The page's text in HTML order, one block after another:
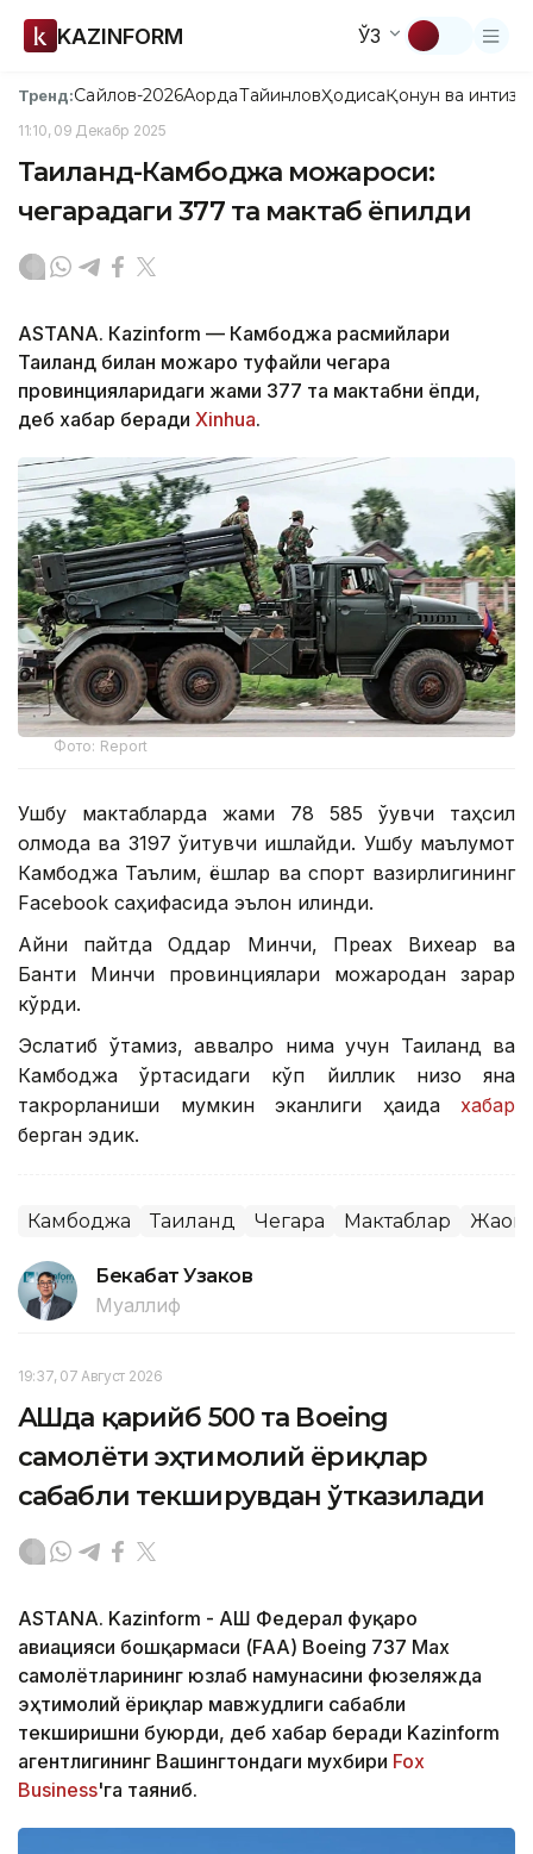
KAZINFORM ЎЗ
Тренд:Сайлов-2026АқордаТайинловҲодисаҚонун ва
11:10, 09 Декабр 2025
Таиланд-Камбоджа можароси:
чегарадаги 377 та мактаб ёпилди
ASTANА. Кazinform — Камбоджа расмийлари
Таиланд билан можаро туфайли чегара
провинцияларидаги жами 377 та мактабни ёпди,
деб хабар беради Xinhuа.
Фото: Report
Ушбу мактабларда жами 78 585 ўқувчи таҳсил
олмоқда ва 3197 ўқитувчи ишлайди. Ушбу маълумот
Камбоджа Таълим, ёшлар ва спорт вазирлигининг
Facebook саҳифасида эълон қилинди.
Айни пайтда Оддар Минчи, Преах Вихеар ва
Банти Минчи провинциялари можародан зарар
кўрди.
Эслатиб ўтамиз, аввалроқ нима учун Таиланд ва
Камбоджа ўртасидаги кўп йиллик низо яна
такрорланиши мумкин эканлиги ҳақидахабар
берган эдик.
Камбоджа Таиланд Чегара Мактаблар
Бекабат Узаков
Муаллиф
19:37, 07 Август 2026
АҚШда қарийб 500 та Boeing
самолёти эҳтимолий ёриқлар
сабабли текширувдан ўтказилади
ASTANA. Kazinform - АҚШ Федерал фуқаро
авиацияси бошқармаси (FAA) Boeing 737 Max
самолётларининг юзлаб намунасини фюзеляжда
эҳтимолий ёриқлар мавжудлиги сабабли
текширишни буюрди, деб хабар беради Kazinform
агентлигининг Вашингтондаги мухбири Fox
Business'га таяниб.